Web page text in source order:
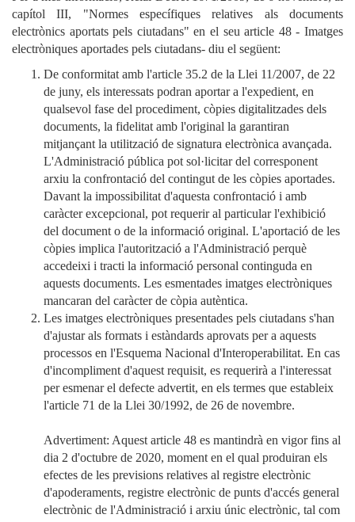
capítol III, "Normes específiques relatives als documents
electrònics aportats pels ciutadans" en el seu article 48 - Imatges
electròniques aportades pels ciutadans- diu el següent:
De conformitat amb l'article 35.2 de la Llei 11/2007, de 22
de juny, els interessats podran aportar a l'expedient, en
qualsevol fase del procediment, còpies digitalitzades dels
documents, la fidelitat amb l'original la garantiran
mitjançant la utilització de signatura electrònica avançada.
L'Administració pública pot sol·licitar del corresponent
arxiu la confrontació del contingut de les còpies aportades.
Davant la impossibilitat d'aquesta confrontació i amb
caràcter excepcional, pot requerir al particular l'exhibició
del document o de la informació original. L'aportació de les
còpies implica l'autorització a l'Administració perquè
accedeixi i tracti la informació personal continguda en
aquests documents. Les esmentades imatges electròniques
mancaran del caràcter de còpia autèntica.
Les imatges electròniques presentades pels ciutadans s'han
d'ajustar als formats i estàndards aprovats per a aquests
processos en l'Esquema Nacional d'Interoperabilitat. En cas
d'incompliment d'aquest requisit, es requerirà a l'interessat
per esmenar el defecte advertit, en els termes que estableix
l'article 71 de la Llei 30/1992, de 26 de novembre.
Advertiment: Aquest article 48 es mantindrà en vigor fins al
dia 2 d'octubre de 2020, moment en el qual produiran els
efectes de les previsions relatives al registre electrònic
d'apoderaments, registre electrònic de punts d'accés general
electrònic de l'Administració i arxiu únic electrònic, tal com